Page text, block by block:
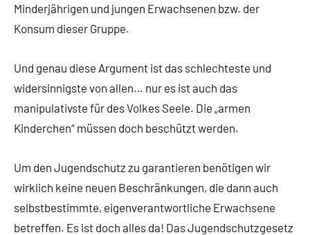
Minderjährigen und jungen Erwachsenen bzw. der
Konsum dieser Gruppe.
Und genau diese Argument ist das schlechteste und
widersinnigste von allen… nur es ist auch das
manipulativste für des Volkes Seele. Die „armen
Kinderchen“ müssen doch beschützt werden.
Um den Jugendschutz zu garantieren benötigen wir
wirklich keine neuen Beschränkungen, die dann auch
selbstbestimmte, eigenverantwortliche Erwachsene
betreffen. Es ist doch alles da! Das Jugendschutzgesetz